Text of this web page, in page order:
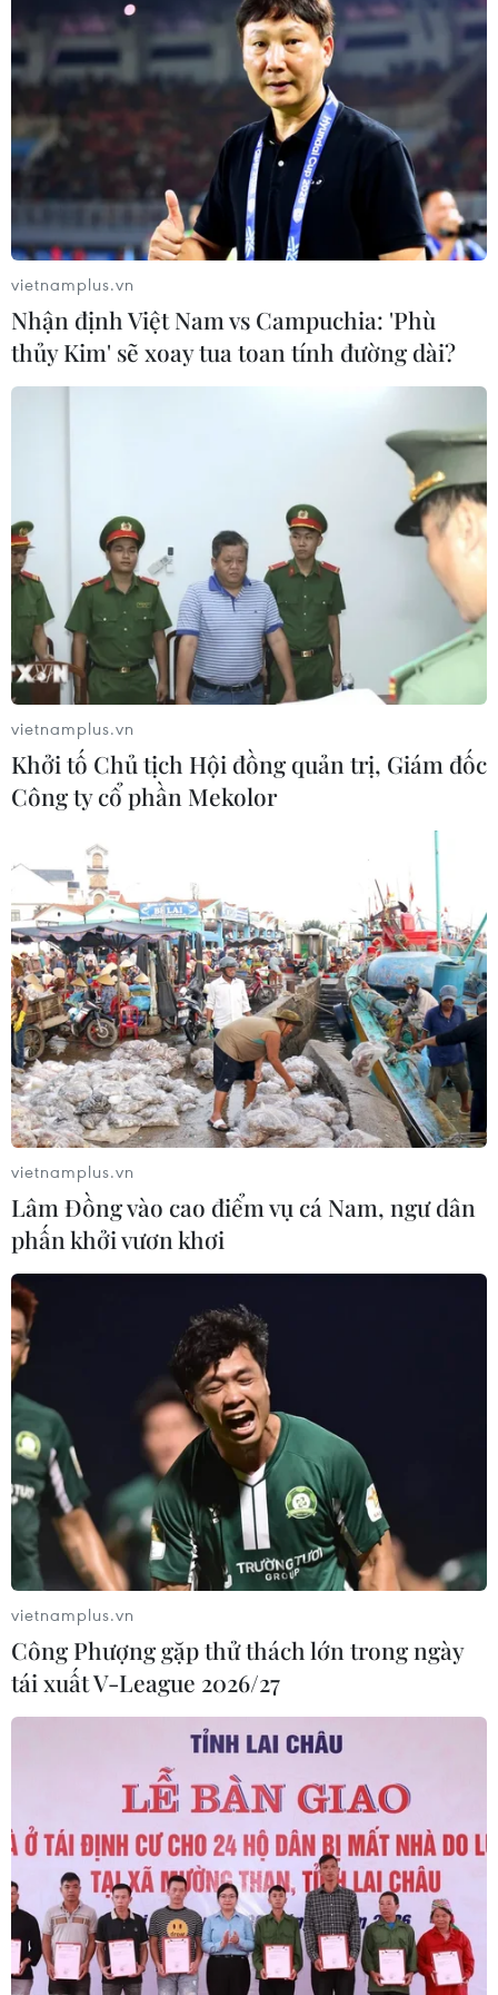
TIN CÙNG CHUYÊN MỤC
Phát hiện lỗ hổng bảo mật nghiêm
trọng trên loạt trình duyệt tích hợp
06/08/2026 15:57
Thành lập Hội đồng cấp Nhà nước
xét tặng các giải thưởng khoa học và
công nghệ
06/08/2026 14:19
vietnamplus.vn
Nhận định Việt Nam vs Campuchia: 'Phù
thủy Kim' sẽ xoay tua toan tính đường dài?
vietnamplus.vn
Khởi tố Chủ tịch Hội đồng quản trị, Giám đốc
Công ty cổ phần Mekolor
vietnamplus.vn
Lâm Đồng vào cao điểm vụ cá Nam, ngư dân
phấn khởi vươn khơi
vietnamplus.vn
Công Phượng gặp thử thách lớn trong ngày
tái xuất V-League 2026/27